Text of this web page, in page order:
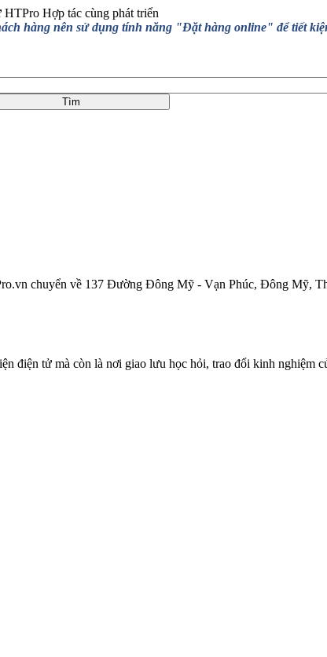
HTPro Hợp tác cùng phát triển
hàng nên sử dụng tính năng "Đặt hàng online" để tiết
về 137 Đường Đông Mỹ - Vạn Phúc, Đông Mỹ, Thanh
điện tử mà còn là nơi giao lưu học hỏi, trao đổi kinh nghiệm